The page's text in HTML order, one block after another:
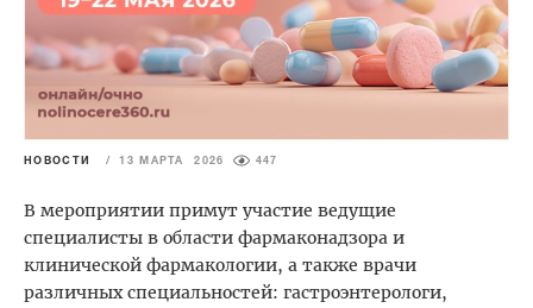
НОВОСТИ / 13 МАРТА 2026 447
В мероприятии примут участие ведущие
специалисты в области фармаконадзора и
клинической фармакологии, а также врачи
различных специальностей: гастроэнтерологи,